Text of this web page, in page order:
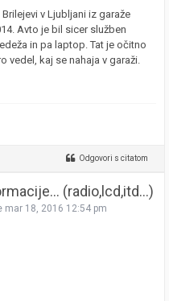
v Ljubljani iz garaže
Avto je bil sicer služben
in pa laptop. Tat je očitno
vedel, kaj se nahaja v garaži.
Odgovori s citatom
(radio,lcd,itd...)
mar 18, 2016 12:54 pm